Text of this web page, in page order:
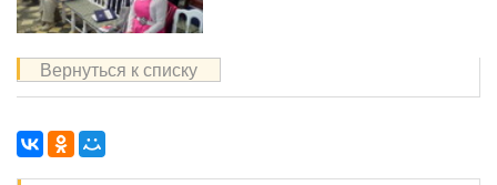
Вернуться к списку